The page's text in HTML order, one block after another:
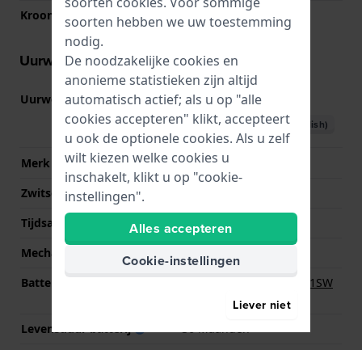
Kroon Trek kroon
Uurwerk informatie
Uurwerk nr. 6N01 (Bekijk specificaties
Download handboek (English)
Merk uurwerk
Seiko
Zwitsers uurwerk
Tijdsaanduiding
Analoog
Mechanisme
Quartz
Batterij
Renata R364 364 / SR621SW
Levensduur batterij
36 Maanden
soorten hebben we uw toestemming
nodig.
De noodzakelijke cookies en
anonieme statistieken zijn altijd
automatisch actief; als u op "alle
cookies accepteren" klikt, accepteert
u ook de optionele cookies. Als u zelf
wilt kiezen welke cookies u
inschakelt, klikt u op "cookie-
instellingen".
Alles accepteren
Cookie-instellingen
Liever niet